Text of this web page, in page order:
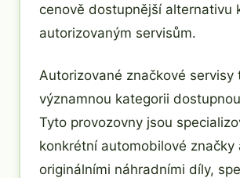
cenově dostupnější alternativu
autorizovaným servisům.
Autorizované značkové servisy
významnou kategorii
Tyto provozovny jsou
konkrétní automobilové značky
originálními náhradními díly,